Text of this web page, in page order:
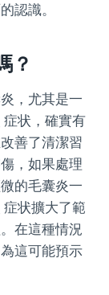
認識。
？
，尤其是一
状，確實有
善了清潔習
，如果處理
的毛囊炎一
状擴大了範
在這種情況
這可能預示